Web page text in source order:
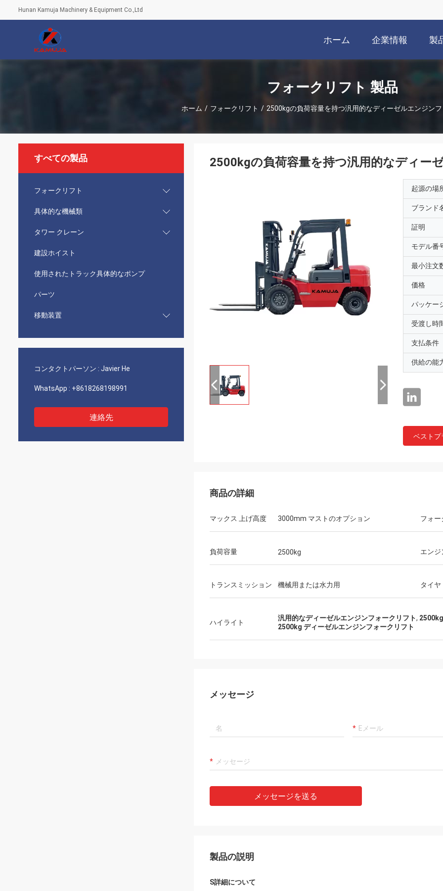
Hunan Kamuja Machinery & Equipment Co.,Ltd
ホーム 企業情報 製
フォークリフト 製品
ホーム / フォークリフト / 2500kgの負荷容量を持つ汎用的なディーゼルエンジンフ
すべての製品
フォークリフト
具体的な機械類
タワー クレーン
建設ホイスト
使用されたトラック具体的なポンプ
パーツ
移動装置
コンタクトパーソン : Javier He
WhatsApp : +8618268198991
連絡先
2500kgの負荷容量を持つ汎用的なディー
起源の場
ブランド
証明
モデル番
最小注文
価格
パッケー
受渡し時
支払条件
供給の能
ベストプ
商品の詳細
マックス 上げ高度 3000mm マストのオプション フォー
負荷容量 2500kg エンジ
トランスミッション 機械用または水力用 タイヤ
ハイライト
汎用的なディーゼルエンジンフォークリフト,
2500kg ディーゼルエンジンフォークリフト
メッセージ
メッセージを送る
製品の説明
S詳細について